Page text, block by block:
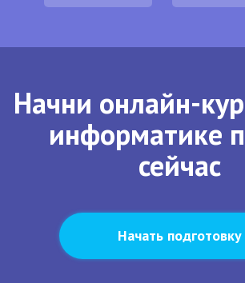
Начни онлайн-
информатике
сейчас
Начать подготовку